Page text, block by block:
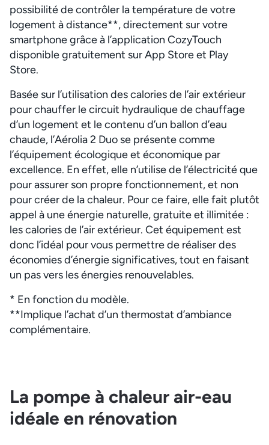
possibilité de contrôler la température de votre
logement à distance**, directement sur votre
smartphone grâce à l’application CozyTouch
disponible gratuitement sur App Store et Play
Store.
Basée sur l’utilisation des calories de l’air extérieur
pour chauffer le circuit hydraulique de chauffage
d’un logement et le contenu d’un ballon d’eau
chaude, l’Aérolia 2 Duo se présente comme
l’équipement écologique et économique par
excellence. En effet, elle n’utilise de l’électricité que
pour assurer son propre fonctionnement, et non
pour créer de la chaleur. Pour ce faire, elle fait plutôt
appel à une énergie naturelle, gratuite et illimitée :
les calories de l’air extérieur. Cet équipement est
donc l’idéal pour vous permettre de réaliser des
économies d’énergie significatives, tout en faisant
un pas vers les énergies renouvelables.
* En fonction du modèle.
**Implique l’achat d’un thermostat d’ambiance
complémentaire.
La pompe à chaleur air-eau
idéale en rénovation